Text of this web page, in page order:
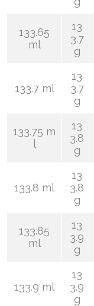
133.65
ml
13
3.7
g
133.7 ml
13
3.7
g
133.75 m
l
13
3.8
g
133.8 ml
13
3.8
g
133.85
ml
13
3.9
g
133.9 ml
13
3.9
g